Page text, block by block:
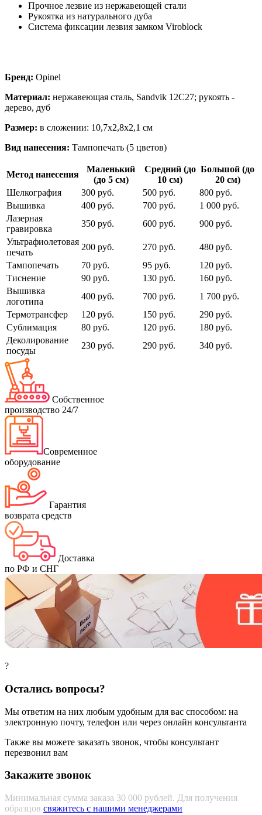
Прочное лезвие из нержавеющей стали
Рукоятка из натурального дуба
Система фиксации лезвия замком Viroblock
Бренд: Opinel
Материал: нержавеющая сталь, Sandvik 12C27; рукоять -
дерево, дуб
Размер: в сложении: 10,7х2,8х2,1 см
Вид нанесения: Тампопечать (5 цветов)
Метод нанесения
Маленький
(до 5 см)
Средний (до
10 см)
Большой (до
20 см)
Шелкография
300 руб. 500 руб.
800 руб.
Вышивка
400 руб. 700 руб.
1 000 руб.
Лазерная
гравировка
350 руб. 600 руб.
900 руб.
Ультрафиолетовая
печать
200 руб. 270 руб.
480 руб.
Тампопечать
70 руб. 95 руб.
120 руб.
Тиснение
90 руб. 130 руб.
160 руб.
Вышивка
логотипа
400 руб. 700 руб.
1 700 руб.
Термотрансфер
120 руб. 150 руб.
290 руб.
Сублимация
80 руб. 120 руб.
180 руб.
Деколирование
посуды
230 руб. 290 руб. 340 руб.
Собственное
производство 24/7
Современное
оборудование
Гарантия
возврата средств
Доставка
по РФ и СНГ
?
Остались вопросы?
Мы ответим на них любым удобным для вас способом: на
электронную почту, телефон или через онлайн консультанта
Также вы можете заказать звонок, чтобы консультант
перезвонил вам
Закажите звонок
Минимальная сумма заказа 30 000 рублей. Для получения
образцов свяжитесь с нашими менеджерами